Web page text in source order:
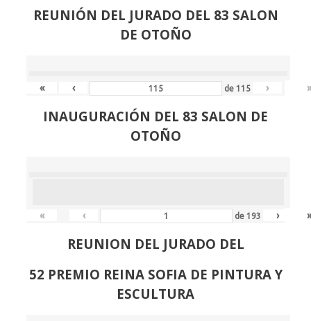
REUNIÓN DEL JURADO DEL 83 SALON
DE OTOÑO
« ‹ de115 ›
INAUGURACIÓN DEL 83 SALON DE
OTOÑO
« ‹ de193 ›
REUNION DEL JURADO DEL
52 PREMIO REINA SOFIA DE PINTURA Y
ESCULTURA